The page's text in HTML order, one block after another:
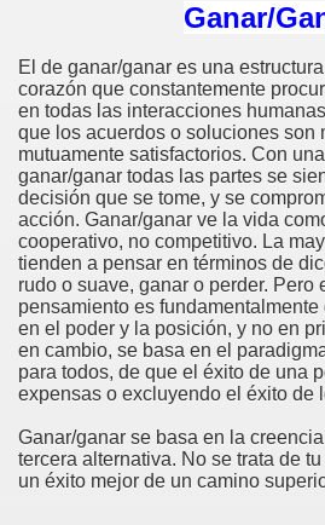
Ganar/
El de ganar/ganar es una
corazón que constantemente
en todas las interacciones
que los acuerdos o soluciones son
mutuamente satisfactorios. Con
ganar/ganar todas las partes se
decisión que se tome, y se
acción. Ganar/ganar ve la vida
cooperativo, no competitivo. La
tienden a pensar en términos de
rudo o suave, ganar o perder. Pero
pensamiento es
en el poder y la posición, y no en
en cambio, se basa en el
para todos, de que el éxito de una
expensas o excluyendo el éxito de
Ganar/ganar se basa en la
tercera alternativa. No se trata de
un éxito mejor de un camino
y pesimismo